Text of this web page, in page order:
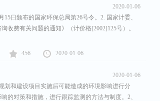
2020-01-06
日颁布的国家环保总局第26号令。2. 国家计委、
收费有关问题的通知》（计价格[2002]125号）。
456 2020-01-06
2020-01-06
划和建设项目实施后可能造成的环境影响进行分
的对策和措施，进行跟踪监测的方法与制度。2、